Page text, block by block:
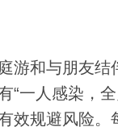
和与朋友结伴
“一人感染，
效规避风险